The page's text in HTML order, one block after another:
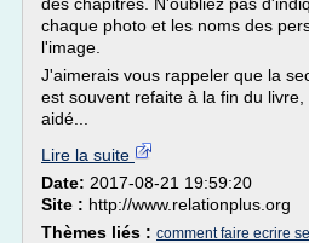
chaque photo et les noms des
l'image.
J'aimerais vous rappeler que la
est souvent refaite à la fin du
aidé...
Lire la suite
Date: 2017-08-21 19:59:20
Site : http://www.relationplus.org
Thèmes liés : comment faire ecrire